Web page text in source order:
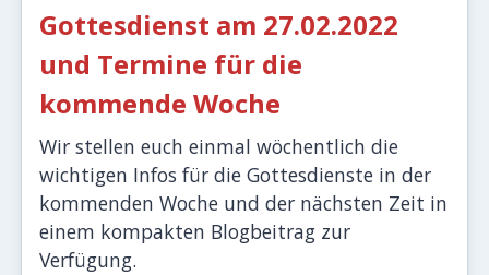
Gottesdienst am 27.02.2022
und Termine für die
kommende Woche
Wir stellen euch einmal wöchentlich die
wichtigen Infos für die Gottesdienste in der
kommenden Woche und der nächsten Zeit in
einem kompakten Blogbeitrag zur
Verfügung.